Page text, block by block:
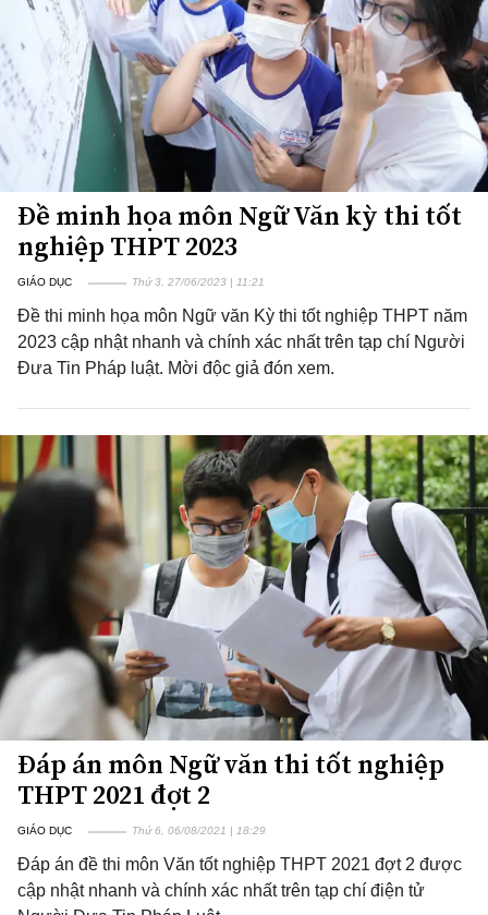
Đề minh họa môn Ngữ Văn kỳ thi tốt
nghiệp THPT 2023
GIÁO DỤC Thứ 3, 27/06/2023 | 11:21
Đề thi minh họa môn Ngữ văn Kỳ thi tốt nghiệp THPT năm
2023 cập nhật nhanh và chính xác nhất trên tạp chí Người
Đưa Tin Pháp luật. Mời độc giả đón xem.
Đáp án môn Ngữ văn thi tốt nghiệp
THPT 2021 đợt 2
GIÁO DỤC Thứ 6, 06/08/2021 | 18:29
Đáp án đề thi môn Văn tốt nghiệp THPT 2021 đợt 2 được
cập nhật nhanh và chính xác nhất trên tạp chí điện tử